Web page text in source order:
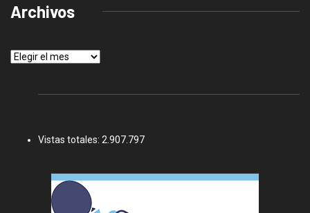
Archivos
Archivos
Vistas totales: 2.907.797